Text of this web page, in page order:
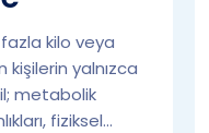
kilo veya
yalnızca
metabolik
fiziksel...